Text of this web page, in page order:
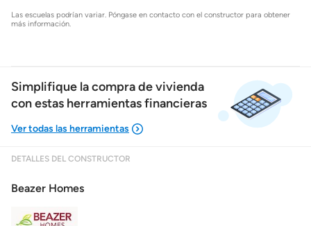
Las escuelas podrían variar. Póngase en contacto con el constructor para obtener
más información.
Simplifique la compra de vivienda
con estas herramientas financieras
DETALLES DEL CONSTRUCTOR
Beazer Homes